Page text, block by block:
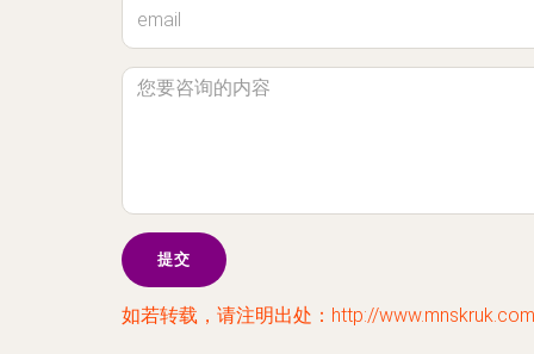
如若转载，请注明出处：http://